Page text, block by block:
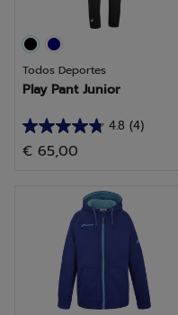
Todos Deportes
Play Pant Junior
4.8 (4)
4.8
de
estrellas.
reseñas
€ 65,00